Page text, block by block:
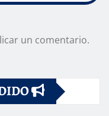
un comentario.